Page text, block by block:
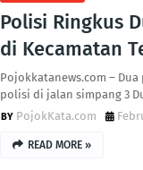
Polisi Ringkus
di Kecamatan
Pojokkatanews.com –
polisi di jalan simpang 3
PojokKata.com
READ MORE »